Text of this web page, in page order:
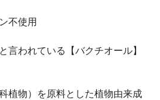
不使用
言われている【バクチオール】
植物）を原料とした植物由来成